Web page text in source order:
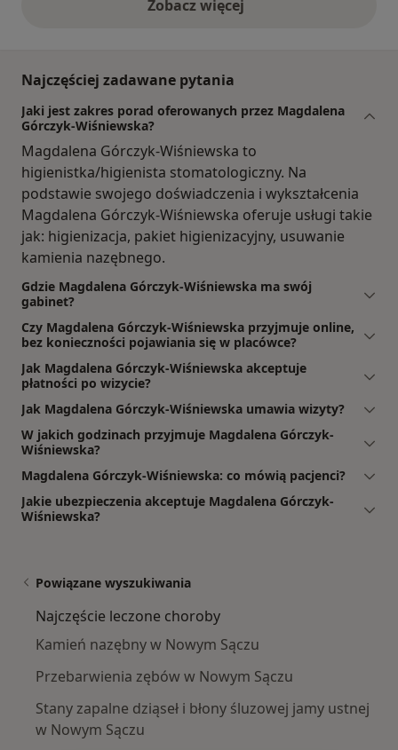
Zobacz więcejopinie powyżej
Najczęściej zadawane pytania
Jaki jest zakres porad oferowanych przez Magdalena
Górczyk-Wiśniewska?
Magdalena Górczyk-Wiśniewska to
higienistka/higienista stomatologiczny. Na
podstawie swojego doświadczenia i wykształcenia
Magdalena Górczyk-Wiśniewska oferuje usługi takie
jak: higienizacja, pakiet higienizacyjny, usuwanie
kamienia nazębnego.
Gdzie Magdalena Górczyk-Wiśniewska ma swój
gabinet?
Czy Magdalena Górczyk-Wiśniewska przyjmuje online,
bez konieczności pojawiania się w placówce?
Jak Magdalena Górczyk-Wiśniewska akceptuje
płatności po wizycie?
Jak Magdalena Górczyk-Wiśniewska umawia wizyty?
W jakich godzinach przyjmuje Magdalena Górczyk-
Wiśniewska?
Magdalena Górczyk-Wiśniewska: co mówią pacjenci?
Jakie ubezpieczenia akceptuje Magdalena Górczyk-
Wiśniewska?
Powiązane wyszukiwania
Najczęście leczone choroby
Kamień nazębny w Nowym Sączu
Przebarwienia zębów w Nowym Sączu
Stany zapalne dziąseł i błony śluzowej jamy ustnej
w Nowym Sączu